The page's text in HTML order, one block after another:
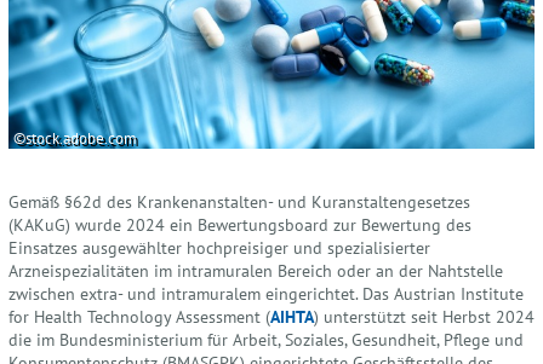
©stock.adobe.com
Gemäß §62d des Krankenanstalten- und Kuranstaltengesetzes
(KAKuG) wurde 2024 ein Bewertungsboard zur Bewertung des
Einsatzes ausgewählter hochpreisiger und spezialisierter
Arzneispezialitäten im intramuralen Bereich oder an der Nahtstelle
zwischen extra- und intramuralem eingerichtet. Das Austrian Institute
for Health Technology Assessment (AIHTA) unterstützt seit Herbst 2024
die im Bundesministerium für Arbeit, Soziales, Gesundheit, Pflege und